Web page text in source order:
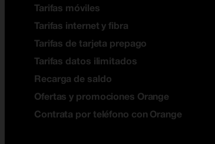
Tarifas móviles
Tarifas internet y fibra
Tarifas de tarjeta prepago
Tarifas datos ilimitados
Recarga de saldo
Ofertas y promociones Orange
Contrata por teléfono con Orange